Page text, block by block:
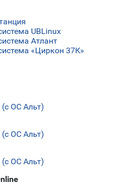
UBLinux
Атлант
«Циркон 37К»
ОС Альт)
ОС Альт)
ОС Альт)